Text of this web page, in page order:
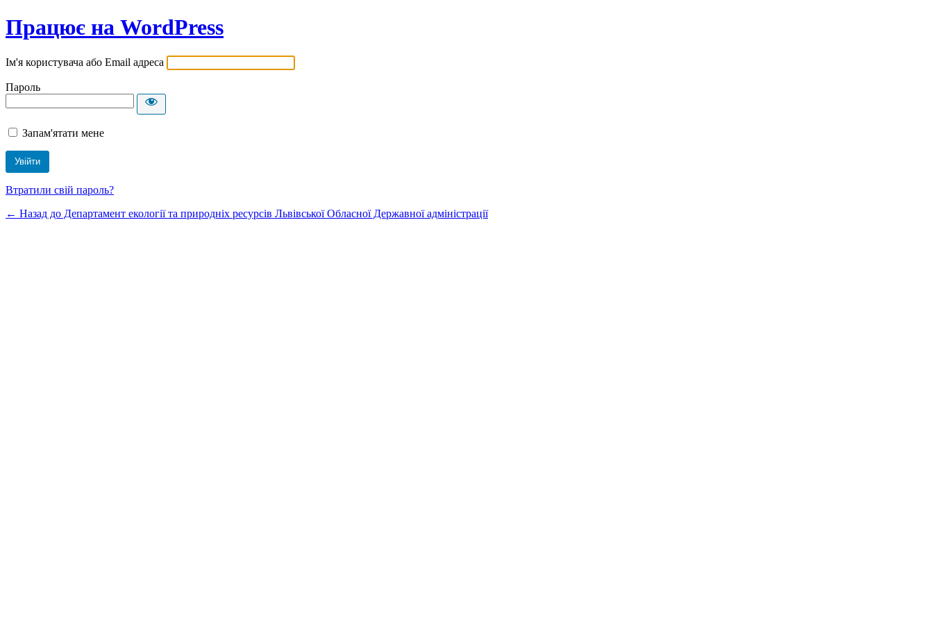
Працює на WordPress
Ім'я користувача або Email адреса
Пароль
Запам'ятати мене
Втратили свій пароль?
← Назад до Департамент екології та природніх ресурсів Львівської Обласної Державної адміністрації